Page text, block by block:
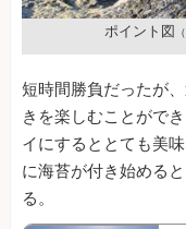
ポイント図
短時間勝負だったが
きを楽しむことがで
イにするととても美
に海苔が付き始める
る。